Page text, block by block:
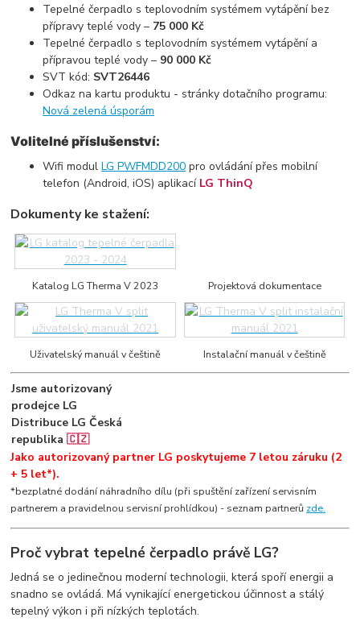
Tepelné čerpadlo s teplovodním systémem vytápění bez
přípravy teplé vody – 75 000 Kč
Tepelné čerpadlo s teplovodním systémem vytápění a
přípravou teplé vody – 90 000 Kč
SVT kód: SVT26446
Odkaz na kartu produktu - stránky dotačního programu:
Nová zelená úsporám
Volitelné příslušenství:
Wifi modulLG PWFMDD200 pro ovládání přes mobilní
telefon (Android, iOS) aplikací LG ThinQ
Dokumenty ke stažení:
Katalog LG Therma V 2023 Projektová dokumentace
Uživatelský manuál v češtině Instalační manuál v češtině
Jsme autorizovaný
prodejce LG
Distribuce LG Česká
republika🇨🇿
Jako autorizovaný partner LG poskytujeme 7 letou záruku (2
+ 5 let*).
*bezplatné dodání náhradního dílu (při spuštění zařízení servisním
partnerem a pravidelnou servisní prohlídkou) - seznam partnerů zde.
Proč vybrat tepelné čerpadlo právě LG?
Jedná se o jedinečnou moderní technologii, která spoří energii a
snadno se ovládá. Má vynikající energetickou účinnost a stálý
tepelný výkon i při nízkých teplotách.